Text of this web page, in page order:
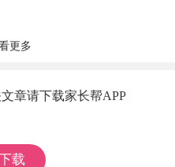
更多
章请下载家长帮APP
载